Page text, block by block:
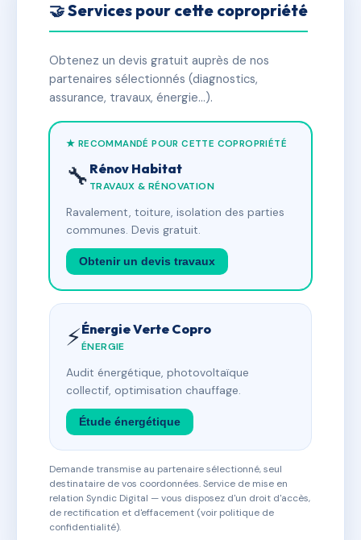
🤝 Services pour cette copropriété
Obtenez un devis gratuit auprès de nos
partenaires sélectionnés (diagnostics,
assurance, travaux, énergie…).
★ RECOMMANDÉ POUR CETTE COPROPRIÉTÉ
🔧 Rénov Habitat
TRAVAUX & RÉNOVATION
Ravalement, toiture, isolation des parties
communes. Devis gratuit.
Obtenir un devis travaux
⚡Énergie Verte Copro
ÉNERGIE
Audit énergétique, photovoltaïque
collectif, optimisation chauffage.
Étude énergétique
Demande transmise au partenaire sélectionné, seul
destinataire de vos coordonnées. Service de mise en
relation Syndic Digital — vous disposez d'un droit d'accès,
de rectification et d'effacement (voir politique de
confidentialité).